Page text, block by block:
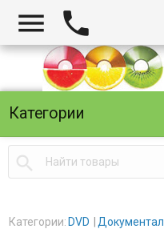
 
Категории

Категории: DVD